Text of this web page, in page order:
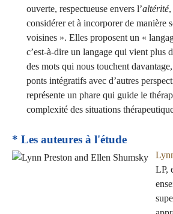
ouverte, respectueuse envers l’altérité,
considérer et à incorporer de manière
voisines ». Elles proposent un «
c’est-à-dire un langage qui vient plus
des mots qui nous touchent
ponts intégratifs avec d’autres
représente un phare qui guide le
complexité des situations
* Les auteures à l'étude
LP,